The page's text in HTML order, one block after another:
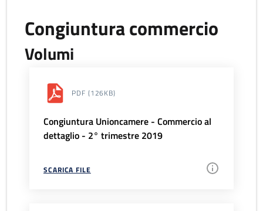
Congiuntura commercio
Volumi
PDF (126KB)
Congiuntura Unioncamere - Commercio al
dettaglio - 2° trimestre 2019
SCARICA FILE